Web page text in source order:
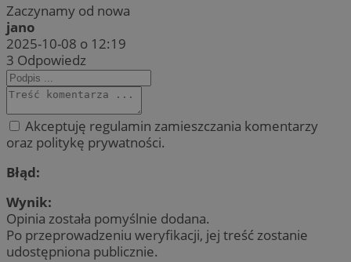
Zaczynamy od nowa
jano
2025-10-08 o 12:19
3 Odpowiedz
Akceptuję regulamin zamieszczania komentarzy
oraz politykę prywatności.
Błąd:
Wynik:
Opinia została pomyślnie dodana.
Po przeprowadzeniu weryfikacji, jej treść zostanie
udostępniona publicznie.